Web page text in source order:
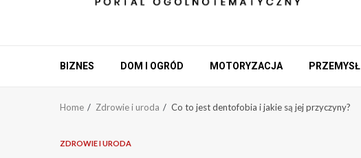
BIZNES DOM I OGRÓD MOTORYZACJA PRZEMYSŁ
Home Zdrowie i uroda Co to jest dentofobia i jakie są jej przyczyny?
ZDROWIE I URODA